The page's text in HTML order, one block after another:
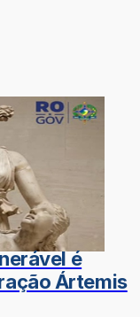
é
Ártemis